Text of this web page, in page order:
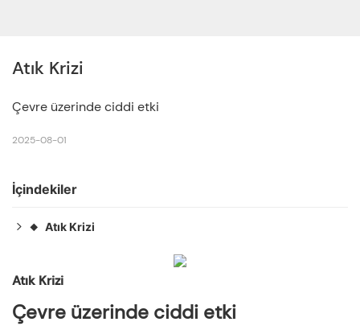
Atık Krizi
Çevre üzerinde ciddi etki
2025-08-01
İçindekiler
◆ Atık Krizi
Uygulamaları
Atık Krizi
Çevre üzerinde ciddi etki